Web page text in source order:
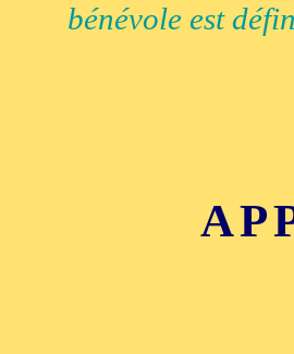
bénévole est